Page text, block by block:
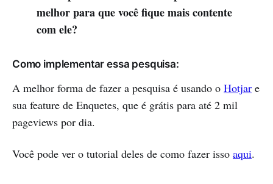
melhor para que você fique mais contente
com ele?
Como implementar essa pesquisa:
A melhor forma de fazer a pesquisa é usando o Hotjar e
sua feature de Enquetes, que é grátis para até 2 mil
pageviews por dia.
Você pode ver o tutorial deles de como fazer isso aqui.